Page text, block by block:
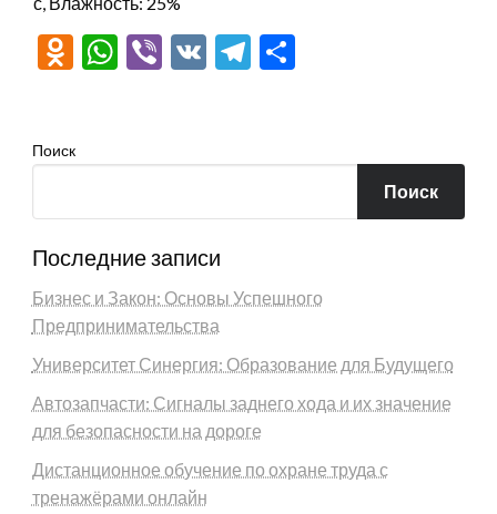
Odnoklassniki
WhatsApp
Viber
VK Telegram
Поиск
Поиск
Последние записи
Бизнес и Закон: Основы Успешного
Предпринимательства
Университет Синергия: Образование для Будущего
Автозапчасти: Сигналы заднего хода и их значение
для безопасности на дороге
Дистанционное обучение по охране труда с
тренажёрами онлайн